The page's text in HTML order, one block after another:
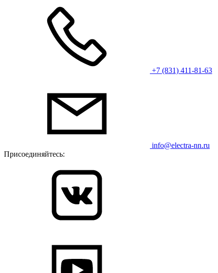
+7 (831) 411-81-63
info@electra-nn.ru
Присоединяйтесь: